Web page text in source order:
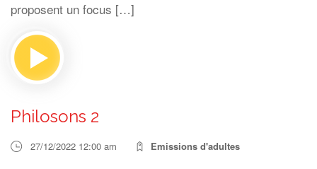
proposent un focus […]
Philosons 2
27/12/2022 12:00 am Emissions d'adultes